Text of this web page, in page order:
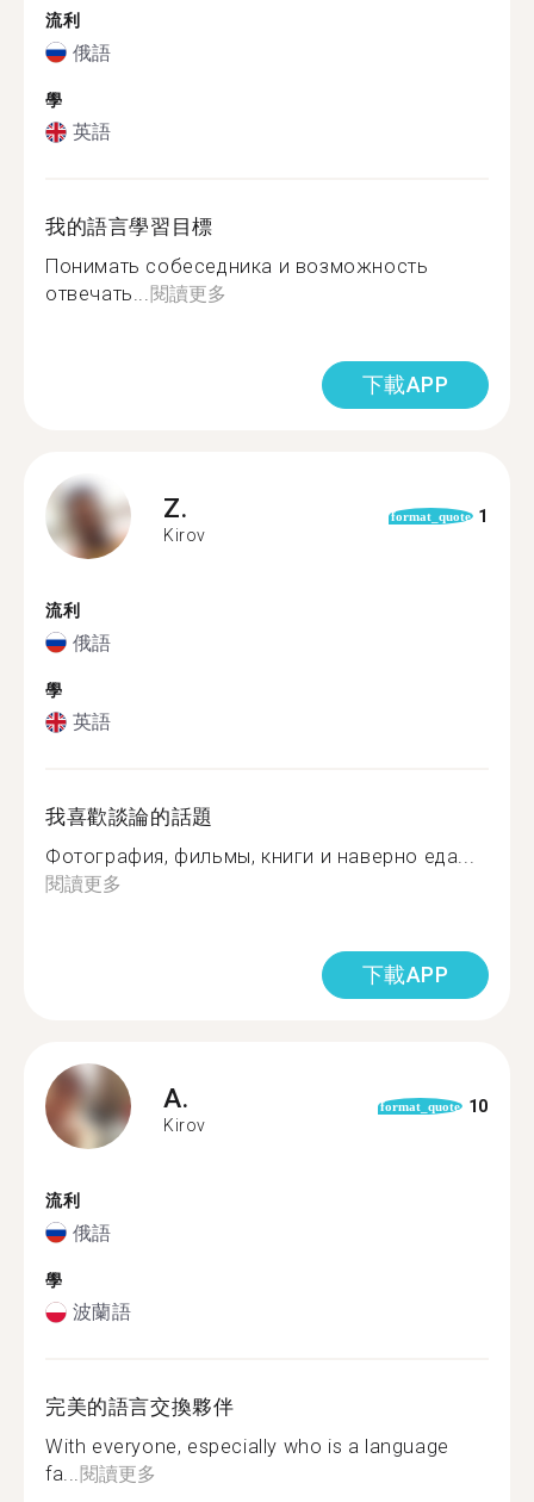
流利
俄語
學
英語
我的語言學習目標
Понимать собеседника и возможность
отвечать...閱讀更多
下載APP
Z.
Kirov
format_quote 1
流利
俄語
學
英語
我喜歡談論的話題
Фотография, фильмы, книги и наверно еда...
閱讀更多
下載APP
A.
Kirov
format_quote 10
流利
俄語
學
波蘭語
完美的語言交換夥伴
With everyone, especially who is a language
fa...閱讀更多